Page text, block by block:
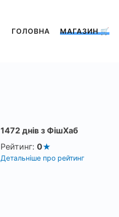
ГОЛОВНА МАГАЗИН 🛒
1472 днів з ФішХаб
Рейтинг: 0
Детальніше про рейтинг